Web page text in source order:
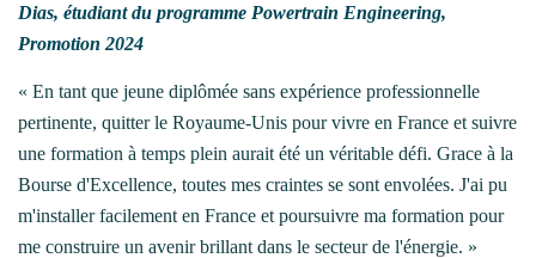
Dias, étudiant du programme Powertrain Engineering,
Promotion 2024
« En tant que jeune diplômée sans expérience professionnelle
pertinente, quitter le Royaume-Unis pour vivre en France et suivre
une formation à temps plein aurait été un véritable défi. Grace à la
Bourse d'Excellence, toutes mes craintes se sont envolées. J'ai pu
m'installer facilement en France et poursuivre ma formation pour
me construire un avenir brillant dans le secteur de l'énergie. »